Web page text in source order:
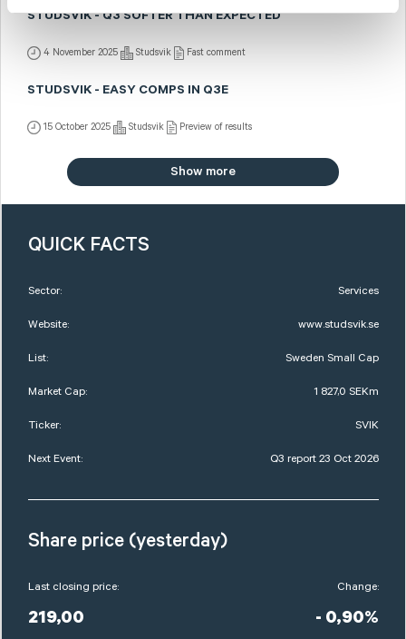
STUDSVIK - Q3 SOFTER THAN EXPECTED
4 November 2025 Studsvik Fast comment
STUDSVIK - EASY COMPS IN Q3E
15 October 2025 Studsvik Preview of results
Show more
QUICK FACTS
Sector: Services
Website: www.studsvik.se
List: Sweden Small Cap
Market Cap: 1 827,0 SEKm
Ticker: SVIK
Next Event: Q3 report 23 Oct 2026
Share price (yesterday)
Last closing price:
219,00
Change:
- 0,90%